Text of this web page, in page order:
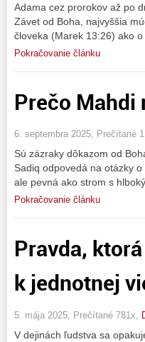
Adama cez prorokov až po
Závet od Boha, najvyššia
človeka (Marek 13:26) ako
Pokračovanie článku
Prečo Mahdi
6. septembra 2025, Prečítané
Sú zázraky dôkazom od
Sadiq odpovedá na otázky
ale pevná ako strom s
Pokračovanie článku
Pravda,
k jednotnej
5. mája 2025, Prečítané 781x,
V dejinách ľudstva sa